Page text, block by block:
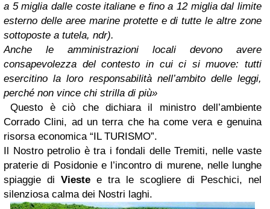
a 5 miglia dalle coste italiane e fino a 12 miglia dal limite
esterno delle aree marine protette e di tutte le altre zone
sottoposte a tutela, ndr).
Anche le amministrazioni locali devono avere
consapevolezza del contesto in cui ci si muove: tutti
esercitino la loro responsabilità nell’ambito delle leggi,
perché non vince chi strilla di più»
Questo è ciò che dichiara il ministro dell’ambiente
Corrado Clini, ad un terra che ha come vera e genuina
risorsa economica “IL TURISMO”.
Il Nostro petrolio è tra i fondali delle Tremiti, nelle vaste
praterie di Posidonie e l’incontro di murene, nelle lunghe
spiaggie di Vieste e tra le scogliere di Peschici, nel
silenziosa calma dei Nostri laghi.